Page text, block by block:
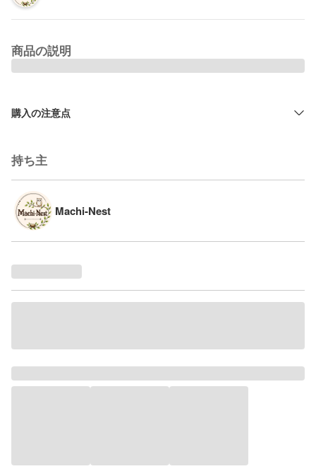
商品の説明
購入の注意点
持ち主
Machi-Nest